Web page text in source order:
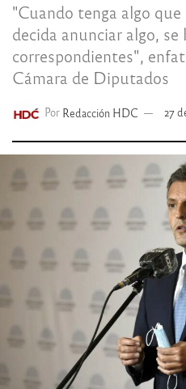
"Cuando tenga algo
decida anunciar algo,
correspondientes",
Cámara de Diputados
Por Redacción HDC 27